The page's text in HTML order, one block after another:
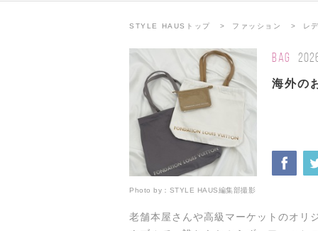
STYLE HAUSトップ ファッション レ
BAG
海外の
Photo by： STYLE HAUS編集部撮影
老舗本屋さんや高級マーケットのオリ